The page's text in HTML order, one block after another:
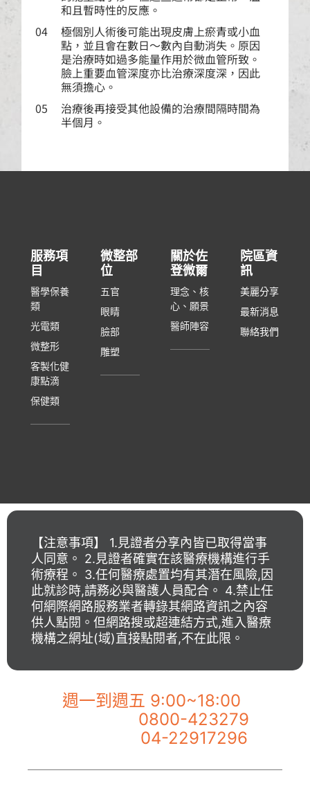
和且暫時性的反應。
04
極個別人術後可能出現皮膚上瘀青或小血
點，並且會在數日～數內自動消失。原因
是治療時如過多能量作用於微血管所致。
臉上重要血管深度亦比治療深度深，因此
無須擔心。
05
治療後再接受其他設備的治療間隔時間為
半個月。
服務項
目
醫學保養
類
光電類
微整形
客製化健
康點滴
保健類
微整部
位
五官
眼睛
臉部
雕塑
關於佐
登微爾
理念、核
心、願景
醫師陣容
院區資
訊
美麗分享
最新消息
聯絡我們
【注意事項】 1.見證者分享內皆已取得當事
人同意。 2.見證者確實在該醫療機構進行手
術療程。 3.任何醫療處置均有其潛在風險,因
此就診時,請務必與醫護人員配合。 4.禁止任
何網際網路服務業者轉錄其網路資訊之內容
供人點閱。但網路搜或超連結方式,進入醫療
機構之網址(域)直接點閱者,不在此限。
週一到週五 9:00~18:00
0800-423279
04-22917296